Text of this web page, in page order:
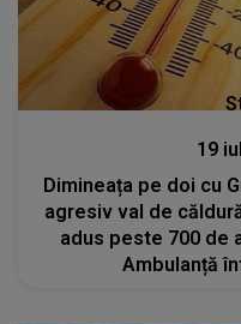
19
Dimineața pe doi cu
agresiv val de
adus peste 700 de
Ambulanță